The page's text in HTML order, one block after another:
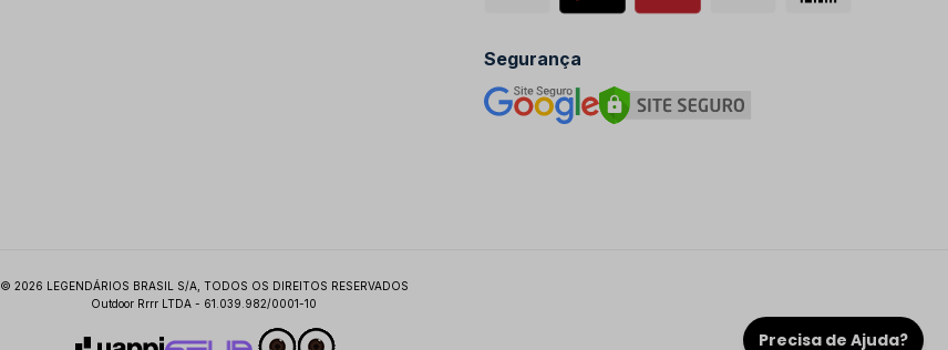
Segurança
© 2026 LEGENDÁRIOS BRASIL S/A, TODOS OS DIREITOS RESERVADOS
Outdoor Rrrr LTDA - 61.039.982/0001-10